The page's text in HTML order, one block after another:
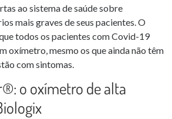
ao sistema de saúde sobre
mais graves de seus pacientes. O
todos os pacientes com Covid-19
oxímetro, mesmo os que ainda não têm
com sintomas.
o oxímetro de alta